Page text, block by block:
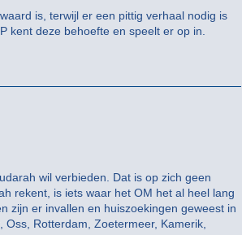
is, terwijl er een pittig verhaal nodig is
kent deze behoefte en speelt er op in.
wil verbieden. Dat is op zich geen
rekent, is iets waar het OM het al heel lang
zijn er invallen en huiszoekingen geweest in
Rotterdam, Zoetermeer, Kamerik,